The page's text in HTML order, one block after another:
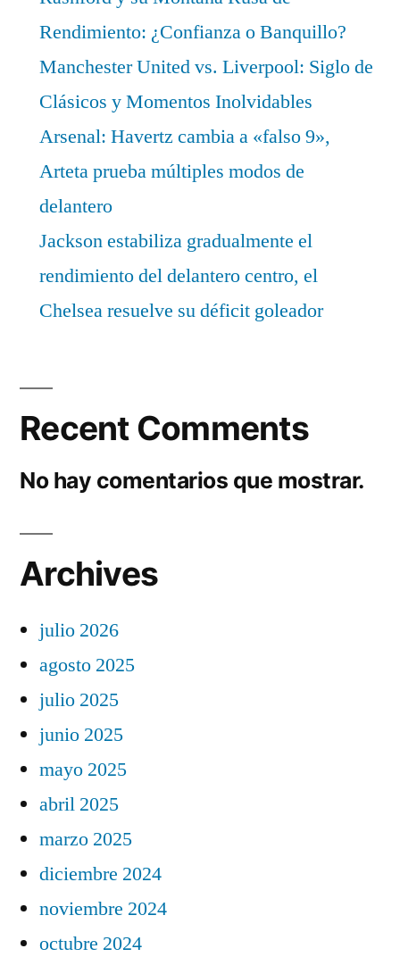
Rendimiento: ¿Confianza o Banquillo?
Manchester United vs. Liverpool: Siglo de
Clásicos y Momentos Inolvidables
Arsenal: Havertz cambia a «falso 9»,
Arteta prueba múltiples modos de
delantero
Jackson estabiliza gradualmente el
rendimiento del delantero centro, el
Chelsea resuelve su déficit goleador
Recent Comments
No hay comentarios que mostrar.
Archives
julio 2026
agosto 2025
julio 2025
junio 2025
mayo 2025
abril 2025
marzo 2025
diciembre 2024
noviembre 2024
octubre 2024